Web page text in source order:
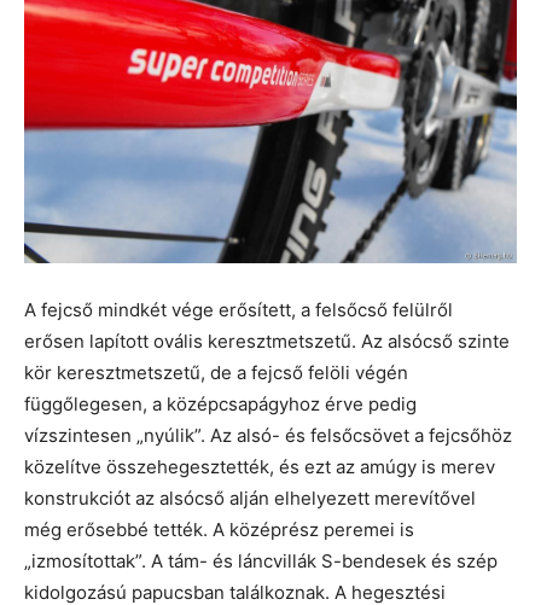
A fejcső mindkét vége erősített, a felsőcső felülről
erősen lapított ovális keresztmetszetű. Az alsócső szinte
kör keresztmetszetű, de a fejcső felöli végén
függőlegesen, a középcsapágyhoz érve pedig
vízszintesen „nyúlik”. Az alsó- és felsőcsövet a fejcsőhöz
közelítve összehegesztették, és ezt az amúgy is merev
konstrukciót az alsócső alján elhelyezett merevítővel
még erősebbé tették. A középrész peremei is
„izmosítottak”. A tám- és láncvillák S-bendesek és szép
kidolgozású papucsban találkoznak. A hegesztési